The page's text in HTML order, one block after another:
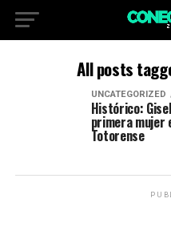
All posts
UNCATEGORIZED
Histórico:
primera mujer
Totorense